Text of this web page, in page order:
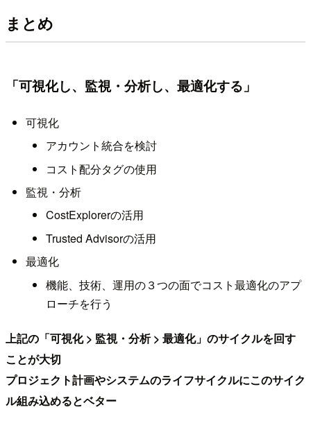
まとめ
「可視化し、監視・分析し、最適化する 」
可視化
アカウント統合を検討
コスト配分タグの使用
監視・分析
CostExplorerの活用
Trusted Advisorの活用
最適化
機能、技術、運用の３つの面でコスト最適化のアプ
ローチを行う
上記の「可視化 > 監視・分析 > 最適化」のサイクルを回す
ことが大切
プロジェクト計画やシステムのライフサイクルにこのサイク
ル組み込めるとベター